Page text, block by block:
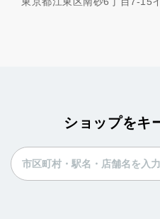
ショップをキ